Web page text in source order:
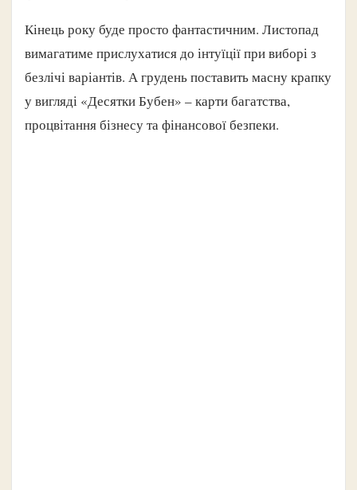
Кінець року буде просто фантастичним. Листопад
вимагатиме прислухатися до інтуїції при виборі з
безлічі варіантів. А грудень поставить масну крапку
у вигляді «Десятки Бубен» – карти багатства,
процвітання бізнесу та фінансової безпеки.